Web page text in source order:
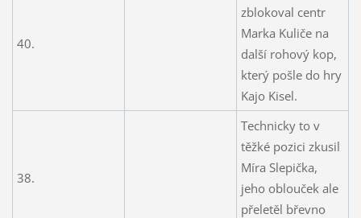
40.
zblokoval centr
Marka Kuliče na
další rohový kop,
který pošle do hry
Kajo Kisel.
38.
Technicky to v
těžké pozici zkusil
Míra Slepička,
jeho oblouček ale
přeletěl břevno